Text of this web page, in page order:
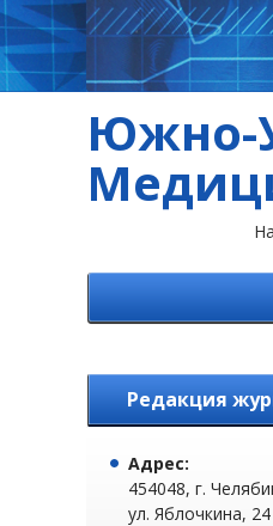
Южно-
Редакция
Адрес:
454048, г.
ул. Яблочкина, 24